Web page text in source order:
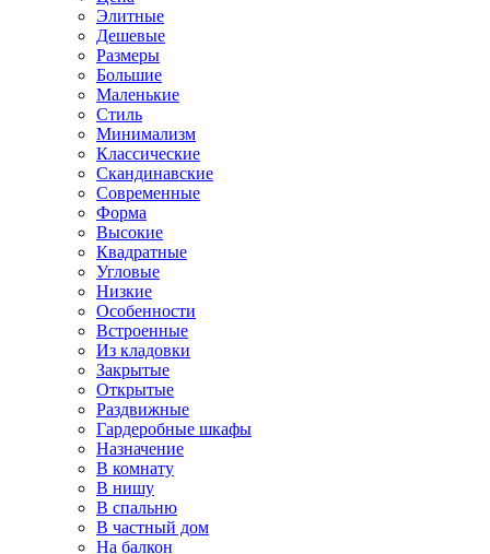
Элитные
Дешевые
Размеры
Большие
Маленькие
Стиль
Минимализм
Классические
Скандинавские
Современные
Форма
Высокие
Квадратные
Угловые
Низкие
Особенности
Встроенные
Из кладовки
Закрытые
Открытые
Раздвижные
Гардеробные шкафы
Назначение
В комнату
В нишу
В спальню
В частный дом
На балкон